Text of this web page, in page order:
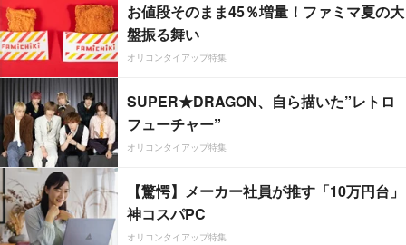
お値段そのまま45％増量！ファミマ夏の大
盤振る舞い
オリコンタイアップ特集
SUPER★DRAGON、自ら描いた”レトロ
フューチャー”
オリコンタイアップ特集
【驚愕】メーカー社員が推す「10万円台」
神コスパPC
オリコンタイアップ特集